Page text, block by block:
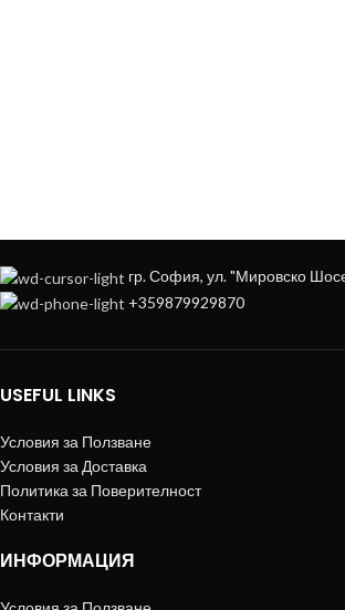
гр. София, ул. "Мировско
+359879929870
USEFUL LINKS
Условия за Ползване
Условия за Доставка
Политика за Поверителност
Контакти
ИНФОРМАЦИЯ